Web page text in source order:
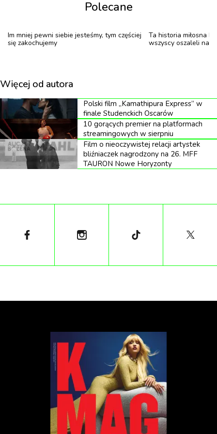
w formule omakase, gdzie goście oddają wybór dań
najwyższej jakości składnikami, takimi jak przegrzebki
z Hokkaido czy hiszpański tuńczyk, a także
prowadzonego przez Alona Thana.
We Wrocławiu gwiazdkę zdobyła restauracja BABA
prowadzona przez Beatę Śniechowską, która została
pierwszą Polką wyróżnioną tym prestiżowym
tytułem. Bistro słynie z nowoczesnych interpretacji
klasycznej kuchni polskiej, a szczególne uznanie
zdobyły autorskie pierogi oraz pierś z kaczki
Drugim nowym gwiazdkowym miejscem we
specjalizująca się w menu degustacyjnych. Jury
składników i dopracowane kompozycje smakowe.
gwiazdką Michelin został Steampunk w Pszczynie.
To pierwszy gwiazdkowy lokal w regionach
dodanych do przewodnika w tym roku. Restauracja
mieści się na ósmym piętrze dawnej wieży ciśnień i
zachwyca nie tylko steampunkowym wystrojem, ale
przede wszystkim dopracowaną kuchnią szefa
Ziemowita Owczarza.
Polecane
Im mniej pewni siebie jesteśmy, tym częściej
się zakochujemy
Ta historia miłosna
wszyscy oszaleli na
Więcej od autora
Polski film „Kamathipura Express” w
finale Studenckich Oscarów
10 gorących premier na platformach
streamingowych w sierpniu
Film o nieoczywistej relacji artystek
bliźniaczek nagrodzony na 26. MFF
TAURON Nowe Horyzonty